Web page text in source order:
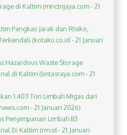
di Kaltim (mnctrijaya.com - 21
Pangkas Jarak dan Risiko,
(kotaku.co.id - 21 Januari
Hazardous Waste Storage
di Kaltim (lintasraya.com - 21
1.403 Ton Limbah Migas dari
- 21 Januari 2026)
Penyimpanan Limbah B3
Di Kaltim (rm.id - 21 Januari